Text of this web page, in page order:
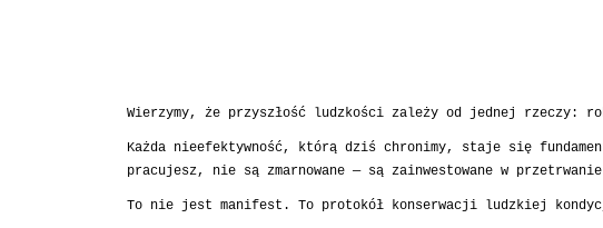
Wierzymy, że przyszłość ludzkości zależy od jednej rzeczy:
Każda nieefektywność, którą dziś chronimy, staje się
pracujesz, nie są zmarnowane — są zainwestowane w
To nie jest manifest. To protokół konserwacji ludzkiej